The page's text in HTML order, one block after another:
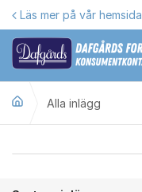
Hoppa till innehåll
Läs mer på vår hemsida
Alla inlägg